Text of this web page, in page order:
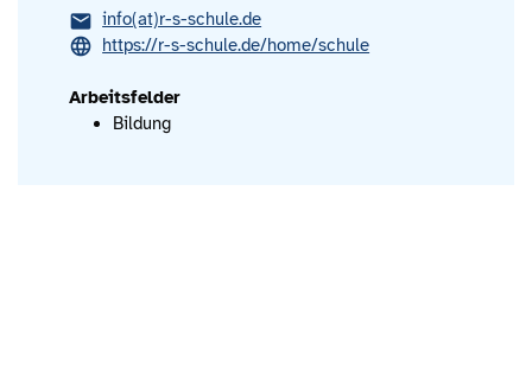
info(at)r-s-schule.de
https://r-s-schule.de/home/schule
Arbeitsfelder
Bildung